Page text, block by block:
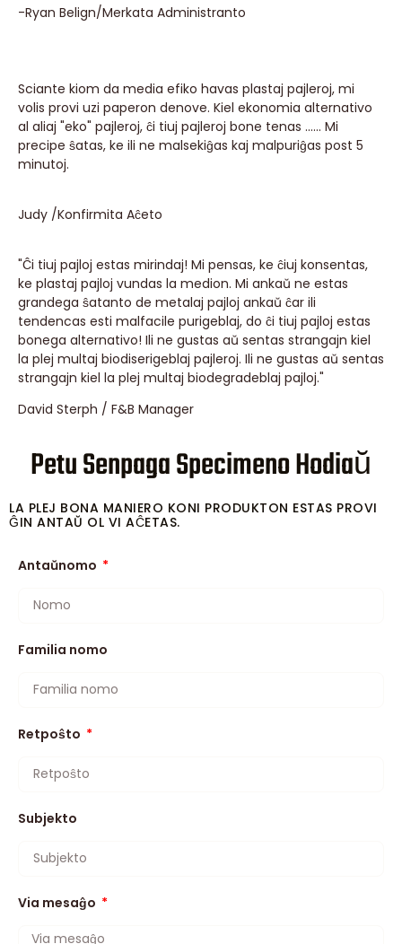
-Ryan Belign/Merkata Administranto
Sciante kiom da media efiko havas plastaj pajleroj, mi
volis provi uzi paperon denove. Kiel ekonomia alternativo
al aliaj "eko" pajleroj, ĉi tiuj pajleroj bone tenas ...... Mi
precipe ŝatas, ke ili ne malsekiĝas kaj malpuriĝas post 5
minutoj.
Judy /Konfirmita Aĉeto
"Ĉi tiuj pajloj estas mirindaj! Mi pensas, ke ĉiuj konsentas,
ke plastaj pajloj vundas la medion. Mi ankaŭ ne estas
grandega ŝatanto de metalaj pajloj ankaŭ ĉar ili
tendencas esti malfacile purigeblaj, do ĉi tiuj pajloj estas
bonega alternativo! Ili ne gustas aŭ sentas strangajn kiel
la plej multaj biodiserigeblaj pajleroj. Ili ne gustas aŭ sentas
strangajn kiel la plej multaj biodegradeblaj pajloj."
David Sterph / F&B Manager
Petu Senpaga Specimeno Hodiaŭ
LA PLEJ BONA MANIERO KONI PRODUKTON ESTAS PROVI
ĜIN ANTAŬ OL VI AĈETAS.
Antaŭnomo
Familia nomo
Retpoŝto
Subjekto
Via mesaĝo